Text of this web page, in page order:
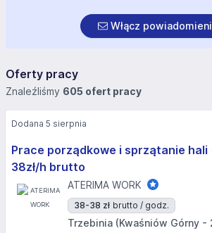
Włącz
Oferty pracy
Znaleźliśmy 605 ofert pracy
Prace porządkowe i sprzątanie hali
38zł/h brutto
ATERIMA WORK
38-38 zł brutto / godz.
Trzebinia (Kwaśniów Górny -
Dodana 5 sierpnia